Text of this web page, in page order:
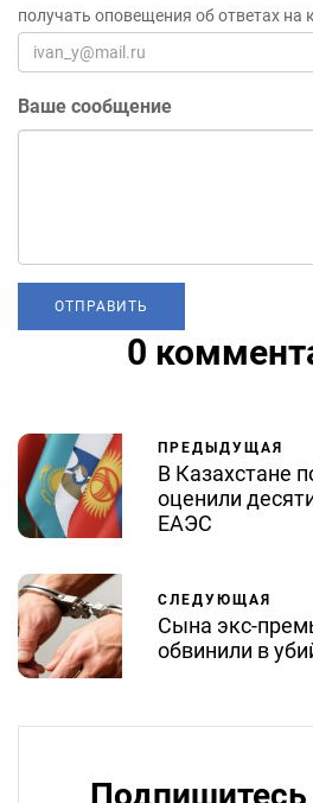
получать оповещения об ответах на
Ваше сообщение
0
ПРЕДЫДУЩАЯ
В Казахстане
оценили
ЕАЭС
СЛЕДУЮЩАЯ
Сына экс-
обвинили в